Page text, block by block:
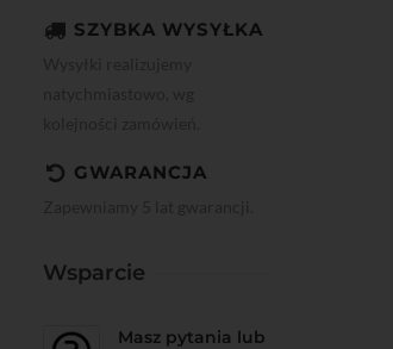
SZYBKA WYSYŁKA
GWARANCJA
Wsparcie
Masz pytania lub